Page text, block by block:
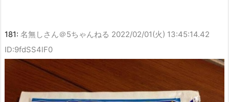
181: 名無しさん＠5ちゃんねる 2022/02/01(火) 13:45:14.42
ID:9fdSS4lF0